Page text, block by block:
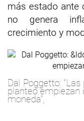
más estado ante
no genera
crecimiento y
Dal Poggetto:
planteo empiezan
moneda",